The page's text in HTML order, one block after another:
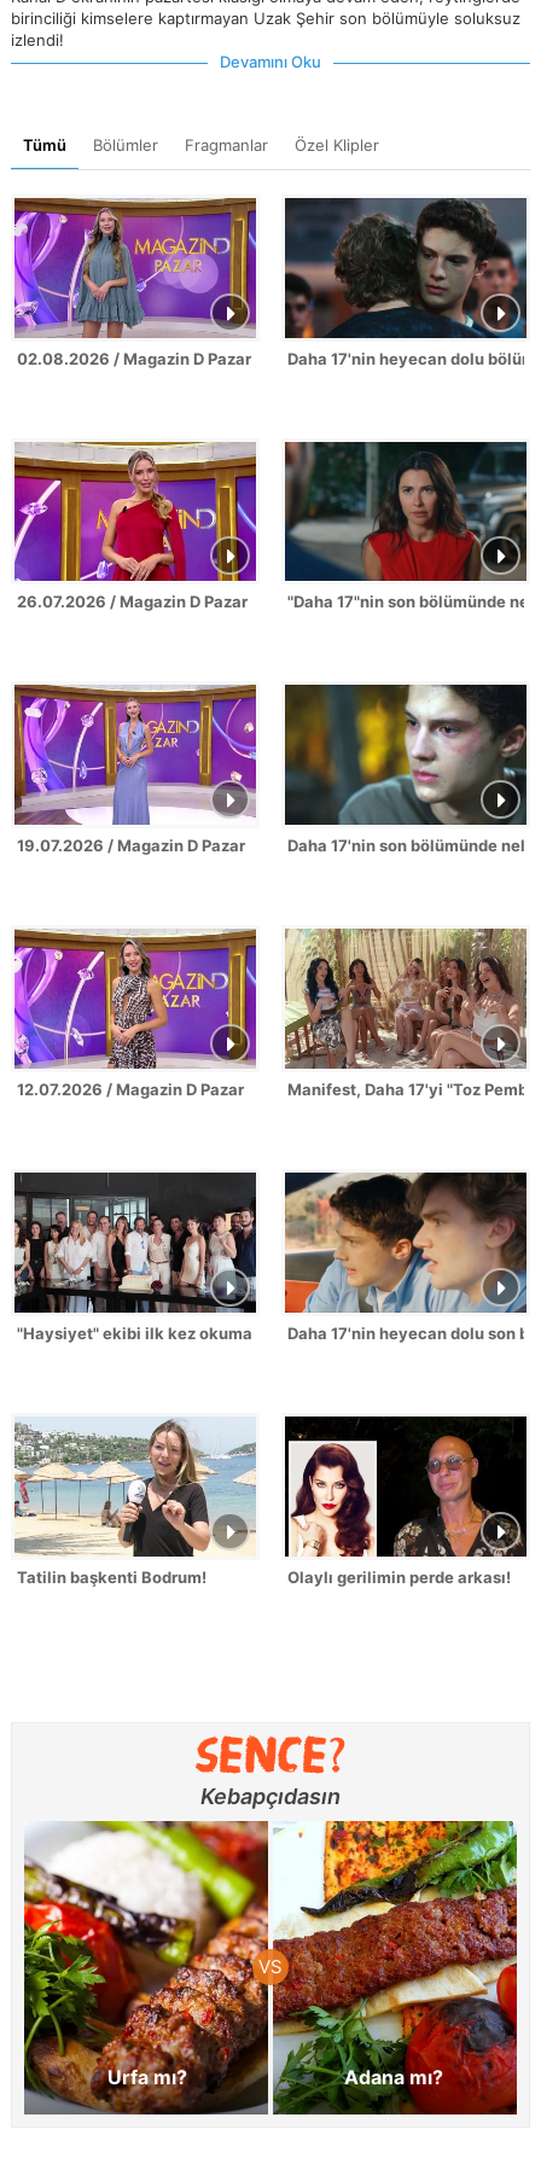
birinciliği kimselere kaptırmayan Uzak Şehir son bölümüyle soluksuz
izlendi!
Devamını Oku
Tümü Bölümler Fragmanlar Özel Klipler
02.08.2026 / Magazin D Pazar Daha 17'nin heyecan dolu
26.07.2026 / Magazin D Pazar "Daha 17"nin son bölümünde
19.07.2026 / Magazin D Pazar Daha 17'nin son bölümünde
12.07.2026 / Magazin D Pazar Manifest, Daha 17'yi "Toz
"Haysiyet" ekibi ilk kez okuma provasında buluştu!
Daha 17'nin heyecan dolu son
Tatilin başkenti Bodrum! Olaylı gerilimin perde arkası!
Kebapçıdasın
Urfa mı? Adana mı?